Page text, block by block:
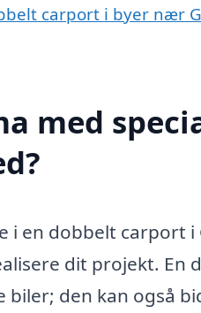
carport i byer nær
med
i en dobbelt carport
dit projekt. En
biler; den kan også